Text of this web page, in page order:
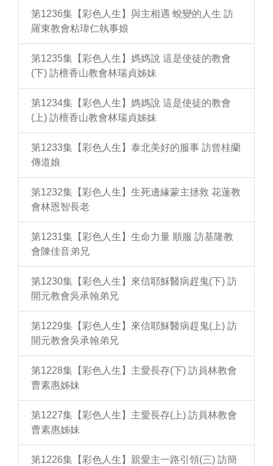
第1236集【彩色人生】與主相遇 蛻變的人生 訪
羅東教會粘瑋仁執事娘
第1235集【彩色人生】媽媽說 這是使徒的教會
(下) 訪檀香山教會林瑞貞姊妹
第1234集【彩色人生】媽媽說 這是使徒的教會
(上) 訪檀香山教會林瑞貞姊妹
第1233集【彩色人生】泰北美好的服事 訪曾桂蘭
傳道娘
第1232集【彩色人生】生死邊緣蒙主拯救 花蓮教
會林恩智長老
第1231集【彩色人生】生命力量 順服 訪基隆教
會陳佳音弟兄
第1230集【彩色人生】來信耶穌醫病趕鬼(下) 訪
開元教會吳承翰弟兄
第1229集【彩色人生】來信耶穌醫病趕鬼(上) 訪
開元教會吳承翰弟兄
第1228集【彩色人生】主愛長存(下) 訪員林教會
曹素惠姊妹
第1227集【彩色人生】主愛長存(上) 訪員林教會
曹素惠姊妹
第1226集【彩色人生】親愛主一路引領(三) 訪簡